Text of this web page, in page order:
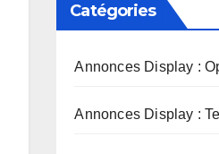
Catégories
Annonces Display :
Annonces Display :